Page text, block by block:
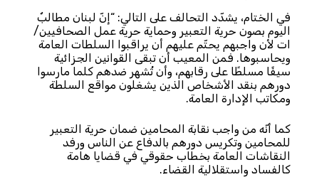
في الختام، يشدّد التحالف على التالي: “إنّ لبنان مطالبٌ
اليوم بصون حرية التعبير وحماية حرية عمل الصحافيين/
ات لأن واجبهم يحتّم عليهم أن يراقبوا السلطات العامة
ويحاسبوها. فمن المعيب أن تبقى القوانين الجزائية
سيفًا مسلطًا على رقابهم، وأن تُشهر ضدهم كلما مارسوا
دورهم بنقد الأشخاص الذين يشغلون مواقع السلطة
ومكاتب الإدارة العامة.
كما أنّه من واجب نقابة المحامين ضمان حرية التعبير
للمحامين وتكريس دورهم بالدفاع عن الناس ورفد
النقاشات العامة بخطاب حقوقي في قضايا هامة
كالفساد واستقلالية القضاء.